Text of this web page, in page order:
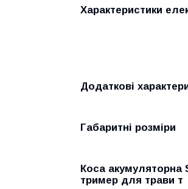
Характеристики
Додаткові
Габаритні розміри
Коса акумуляторна
тример для трави т